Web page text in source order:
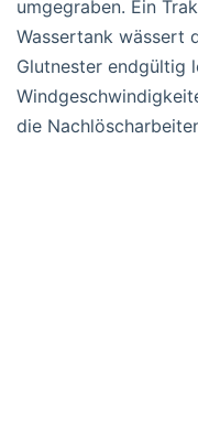
umgegraben. Ein
Wassertank wässert
Glutnester endgültig
die